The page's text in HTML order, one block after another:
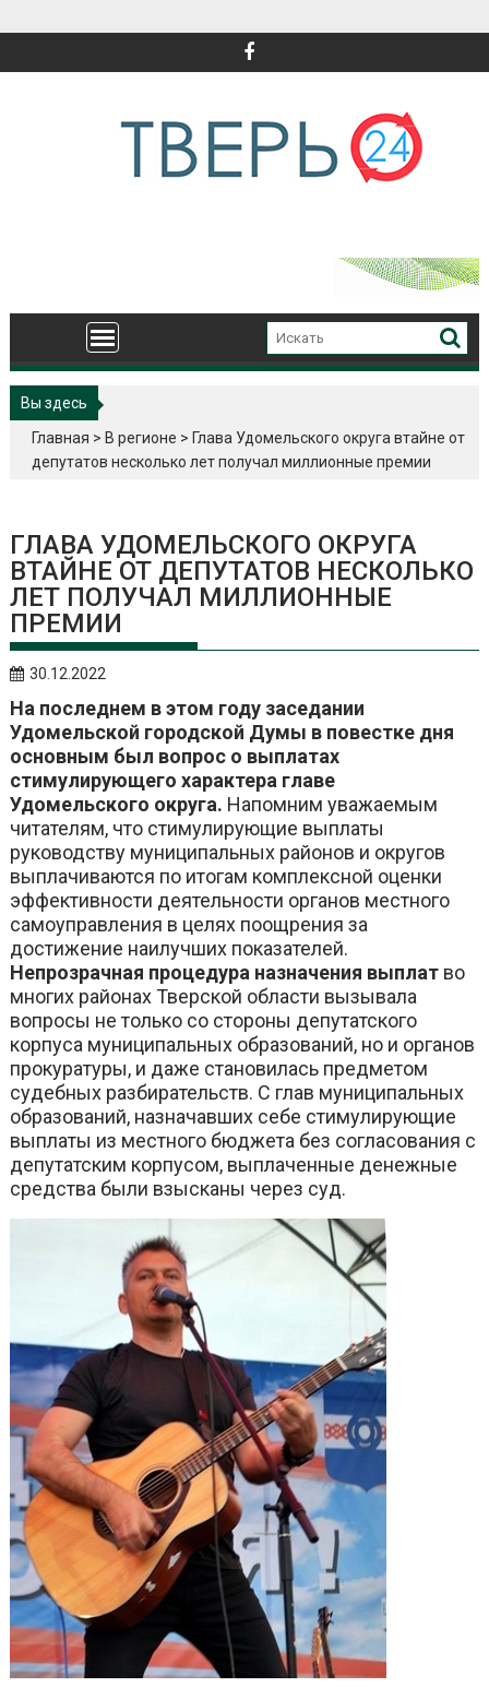
Вы здесь
Главная > В регионе > Глава Удомельского округа втайне от
депутатов несколько лет получал миллионные премии
ГЛАВА УДОМЕЛЬСКОГО ОКРУГА
ВТАЙНЕ ОТ ДЕПУТАТОВ НЕСКОЛЬКО
ЛЕТ ПОЛУЧАЛ МИЛЛИОННЫЕ
ПРЕМИИ
30.12.2022
На последнем в этом году заседании
Удомельской городской Думы в повестке дня
основным был вопрос о выплатах
стимулирующего характера главе
Удомельского округа. Напомним уважаемым
читателям, что стимулирующие выплаты
руководству муниципальных районов и округов
выплачиваются по итогам комплексной оценки
эффективности деятельности органов местного
самоуправления в целях поощрения за
достижение наилучших показателей.
Непрозрачная процедура назначения выплат во
многих районах Тверской области вызывала
вопросы не только со стороны депутатского
корпуса муниципальных образований, но и органов
прокуратуры, и даже становилась предметом
судебных разбирательств. С глав муниципальных
образований, назначавших себе стимулирующие
выплаты из местного бюджета без согласования с
депутатским корпусом, выплаченные денежные
средства были взысканы через суд.